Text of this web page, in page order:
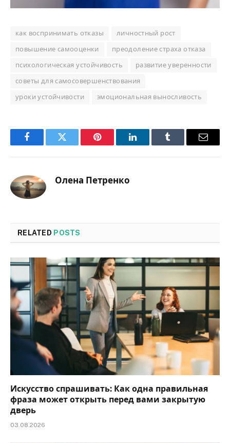
как воспринимать отказы личностный рост
повышение самооценки преодоление страха отказа
психологическая устойчивость развитие уверенности
советы для самосовершенствования
уроки устойчивости эмоциональная выносливость
FacebookTwitter Pinterest LinkedInTumblr Email
Олена Петренко
RELATED POSTS
Искусство спрашивать: Как одна правильная
фраза может открыть перед вами закрытую
дверь
03.08.2026